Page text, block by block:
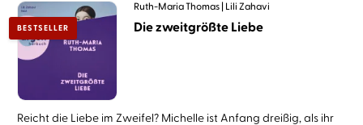
BESTSELLER
Ruth-Maria Thomas Lili Zahavi
Die zweitgrößte Liebe
Reicht die Liebe im Zweifel? Michelle ist Anfang dreißig, als ihr